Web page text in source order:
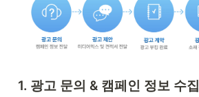
1. 광고 문의 & 캠페인 정보 수집